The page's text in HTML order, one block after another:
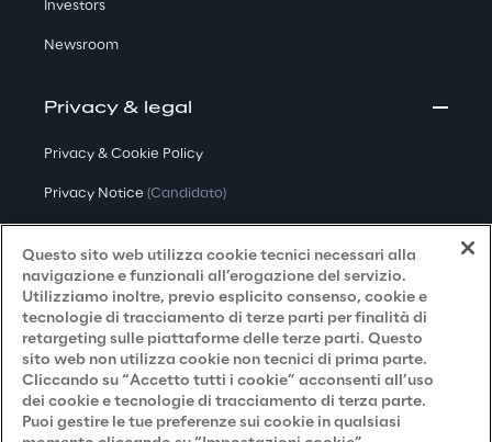
Investors
Newsroom
Privacy & legal
Privacy & Cookie Policy
Privacy Notice (Candidato)
Privacy Notice(Fornitore)
Privacy Notice (Marketing)
Accessibilità
Careers
Questo sito web utilizza cookie tecnici necessari alla
navigazione e funzionali all’erogazione del servizio.
Utilizziamo inoltre, previo esplicito consenso, cookie e
tecnologie di tracciamento di terze parti per finalità di
retargeting sulle piattaforme delle terze parti. Questo
sito web non utilizza cookie non tecnici di prima parte.
Cliccando su “Accetto tutti i cookie” acconsenti all’uso
dei cookie e tecnologie di tracciamento di terza parte.
Puoi gestire le tue preferenze sui cookie in qualsiasi